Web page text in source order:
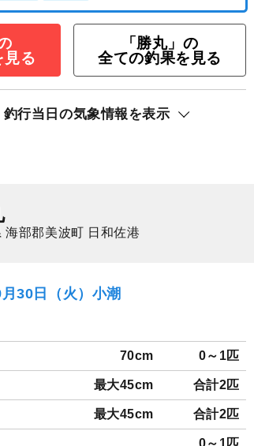
目プラン
円/隻
ポイント還元
見る
「勝丸」の
全ての釣果を見る
釣行当日の気象情報を表示
海部郡美波町 日和佐港
30日（火）小潮
70cm 0～1匹
最大45cm 合計2匹
最大45cm 合計2匹
0～1匹